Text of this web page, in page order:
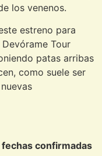
los venenos.
estreno para
Tour
patas arribas
como suele ser
confirmadas